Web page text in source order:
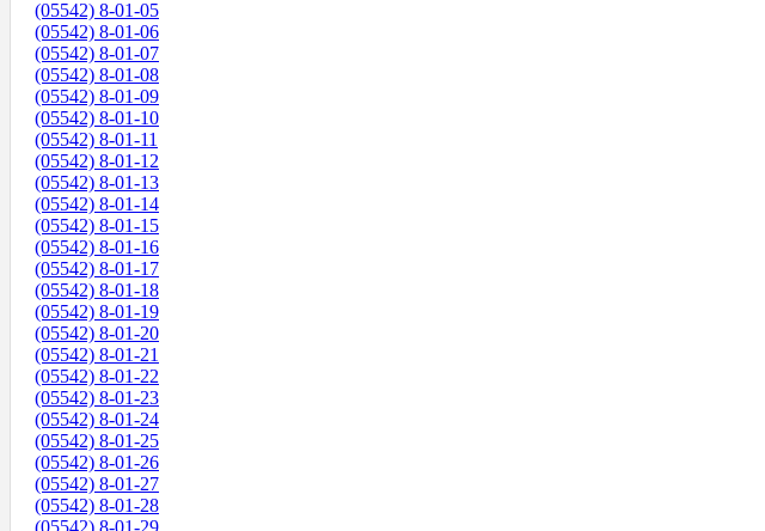
(05542) 8-01-05
(05542) 8-01-06
(05542) 8-01-07
(05542) 8-01-08
(05542) 8-01-09
(05542) 8-01-10
(05542) 8-01-11
(05542) 8-01-12
(05542) 8-01-13
(05542) 8-01-14
(05542) 8-01-15
(05542) 8-01-16
(05542) 8-01-17
(05542) 8-01-18
(05542) 8-01-19
(05542) 8-01-20
(05542) 8-01-21
(05542) 8-01-22
(05542) 8-01-23
(05542) 8-01-24
(05542) 8-01-25
(05542) 8-01-26
(05542) 8-01-27
(05542) 8-01-28
(05542) 8-01-29